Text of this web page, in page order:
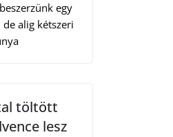
egy
alig kétszeri
töltött
lesz